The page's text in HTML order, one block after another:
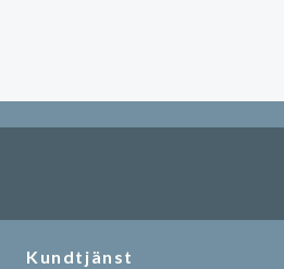
Kundtjänst